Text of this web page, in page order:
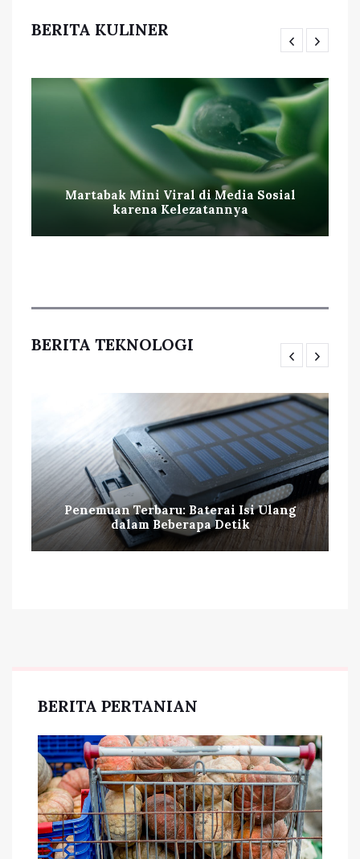
BERITA KULINER
Martabak Mini Viral di Media Sosial
karena Kelezatannya
BERITA TEKNOLOGI
Penemuan Terbaru: Baterai Isi Ulang
dalam Beberapa Detik
BERITA PERTANIAN